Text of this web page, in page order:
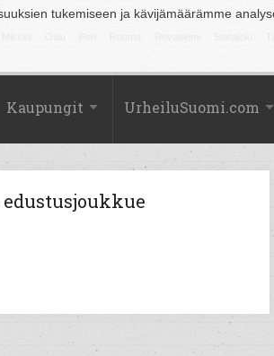
tukemiseen ja kävijämäärämme
Kaupungit UrheiluSuomi.com
edustusjoukkue